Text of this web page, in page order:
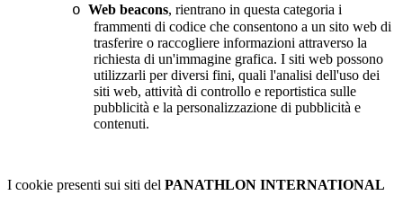
o Web beacons, rientrano in questa categoria i
frammenti di codice che consentono a un sito web di
trasferire o raccogliere informazioni attraverso la
richiesta di un'immagine grafica. I siti web possono
utilizzarli per diversi fini, quali l'analisi dell'uso dei
siti web, attività di controllo e reportistica sulle
pubblicità e la personalizzazione di pubblicità e
contenuti.
I cookie presenti sui siti del PANATHLON INTERNATIONAL